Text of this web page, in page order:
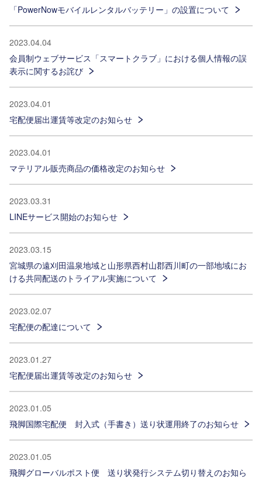
「PowerNowモバイルレンタルバッテリー」の設置について
2023.04.04
会員制ウェブサービス「スマートクラブ」における個人情報の誤
表示に関するお詫び
2023.04.01
宅配便届出運賃等改定のお知らせ
2023.04.01
マテリアル販売商品の価格改定のお知らせ
2023.03.31
LINEサービス開始のお知らせ
2023.03.15
宮城県の遠刈田温泉地域と山形県西村山郡西川町の一部地域にお
ける共同配送のトライアル実施について
2023.02.07
宅配便の配達について
2023.01.27
宅配便届出運賃等改定のお知らせ
2023.01.05
飛脚国際宅配便 封入式（手書き）送り状運用終了のお知らせ
2023.01.05
飛脚グローバルポスト便 送り状発行システム切り替えのお知ら